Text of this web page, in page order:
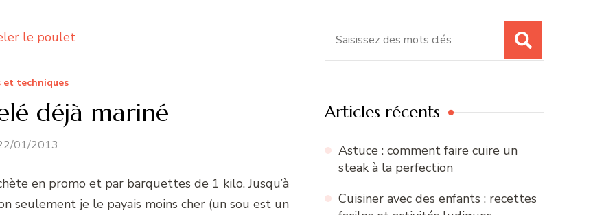
et techniques
déjà mariné
01/2013
en promo et par barquettes de 1 kilo. Jusqu’à
seulement je le payais moins cher (un sou est un
Articles récents
Astuce : comment faire cuire un
steak à la perfection
Cuisiner avec des enfants : recettes